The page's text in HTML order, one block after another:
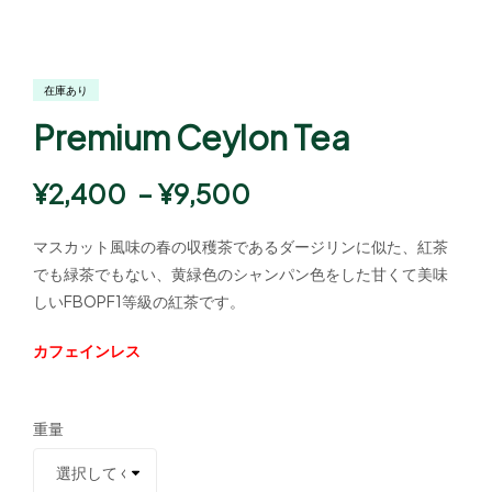
在庫あり
Premium Ceylon Tea
¥2,400 – ¥9,500
マスカット風味の春の収穫茶であるダージリンに似た、紅茶
でも緑茶でもない、黄緑色のシャンパン色をした甘くて美味
しいFBOPF1等級の紅茶です。
カフェインレス
重量